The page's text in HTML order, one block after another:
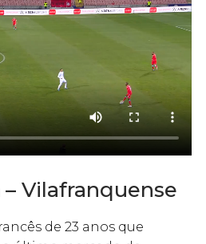
Vilafranquense
de 23 anos que